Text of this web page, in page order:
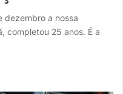
dezembro a nossa
completou 25 anos. É a